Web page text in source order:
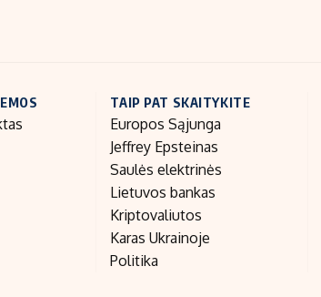
TAIP PAT SKAITYKITE
Europos Sąjunga
Jeffrey Epsteinas
Saulės elektrinės
Lietuvos bankas
Kriptovaliutos
Karas Ukrainoje
Politika